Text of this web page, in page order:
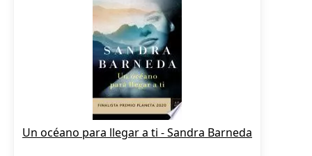
Un océano para llegar a ti - Sandra Barneda